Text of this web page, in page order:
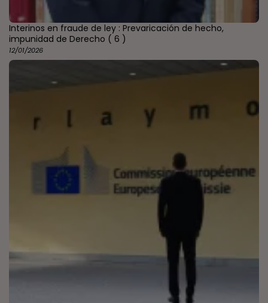
Interinos en fraude de ley : Prevaricación de hecho,
impunidad de Derecho ( 6 )
12/01/2026